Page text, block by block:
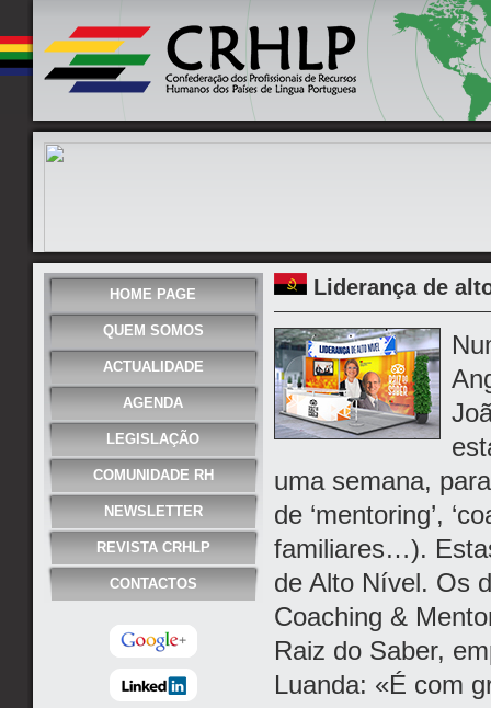
HOME PAGE
QUEM SOMOS
ACTUALIDADE
AGENDA
LEGISLAÇÃO
COMUNIDADE RH
NEWSLETTER
REVISTA CRHLP
CONTACTOS
Liderança de
uma semana,
de ‘mentoring’,
familiares…).
de Alto Nível. Os
Coaching &
Raiz do Saber,
Luanda: «É com